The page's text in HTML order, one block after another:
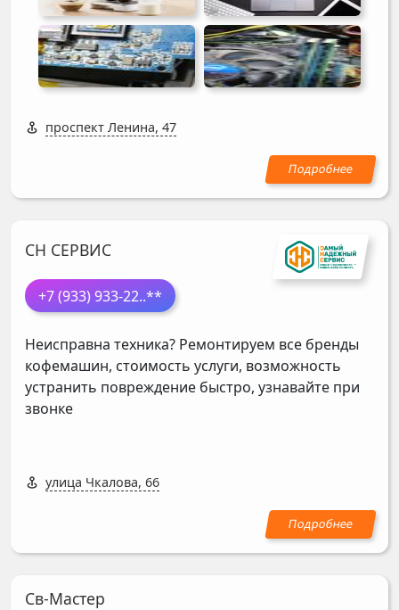
проспект Ленина, 47
СН СЕРВИС
+7 (933) 933-22..**
Неисправна техника? Ремонтируем все бренды
кофемашин, стоимость услуги, возможность
устранить повреждение быстро, узнавайте при
звонке
улица Чкалова, 66
Св-Мастер